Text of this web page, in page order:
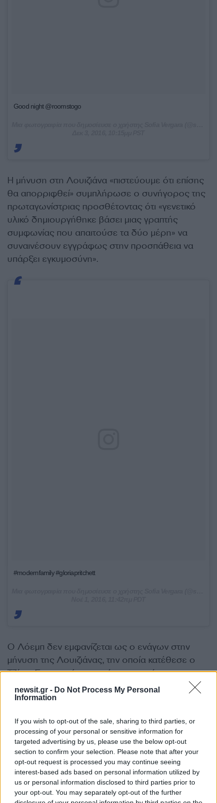
newsit.gr - Do Not Process My Personal
Information
If you wish to opt-out of the sale, sharing to third parties, or
processing of your personal or sensitive information for
targeted advertising by us, please use the below opt-out
section to confirm your selection. Please note that after your
opt-out request is processed you may continue seeing
interest-based ads based on personal information utilized by
us or personal information disclosed to third parties prior to
your opt-out. You may separately opt-out of the further
Good night @roomstogo
Η μήνυση στη Λουιζιάνα «πιστεύουμε ότι επίσης
θα απορριφθεί» συμπλήρωσε ο συνήγορος της
πρωταγωνίστριας προσθέτοντας ότι «γενετικό
υλικό δημιουργήθηκε βάσει μιας γραπτής
συμφωνίας που απαιτούσε τα δύο μέρη» να
συναινέσουν εγγράφως στην προσπάθεια να
υπάρξει εγκυμοσύνη».
#modernfamily #gloriapritchett
Ο Λόεμπ δεν εμφανίζεται ως ο ενάγων στην
μήνυση της Λουιζιάνας, την οποία κατέθεσε ο
Τζέιμς Σαρμπονέτ, ο οποίος περιγράφεται ως ο
εντολοδόχος του trust της Έμας και της
Ιζαμπέλας στην Λουιζιάνα.